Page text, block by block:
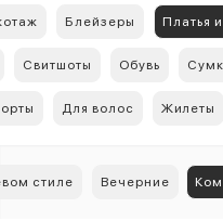
Блейзеры Платья
Свитшоты Обувь
Для волос Жилеты
стиле Вечерние